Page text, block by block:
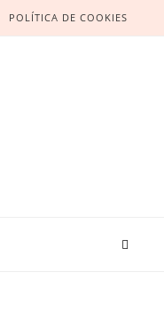
POLÍTICA DE COOKIES